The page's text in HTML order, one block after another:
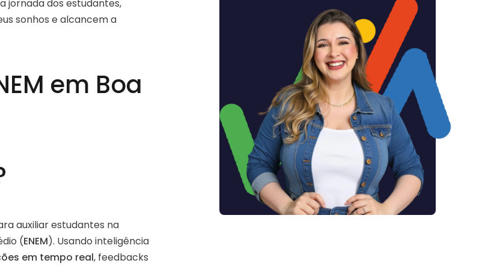
jornada dos estudantes,
sonhos e alcancem a
em Boa
auxiliar estudantes na
(ENEM). Usando inteligência
em tempo real, feedbacks